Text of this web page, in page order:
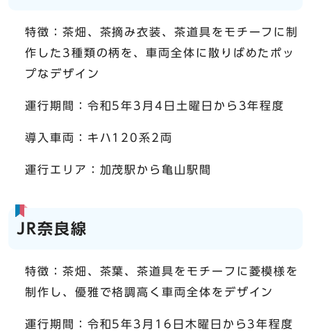
特徴：茶畑、茶摘み衣装、茶道具をモチーフに制
作した3種類の柄を、車両全体に散りばめたポッ
プなデザイン
運行期間：令和5年3月4日土曜日から3年程度
導入車両：キハ120系2両
運行エリア：加茂駅から亀山駅間
JR奈良線
特徴：茶畑、茶葉、茶道具をモチーフに菱模様を
制作し、優雅で格調高く車両全体をデザイン
運行期間：令和5年3月16日木曜日から3年程度